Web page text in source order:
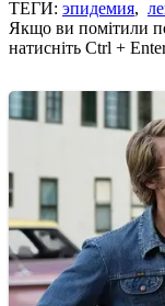
ТЕГИ: эпидемия,
Якщо ви помітили
натисніть Ctrl +